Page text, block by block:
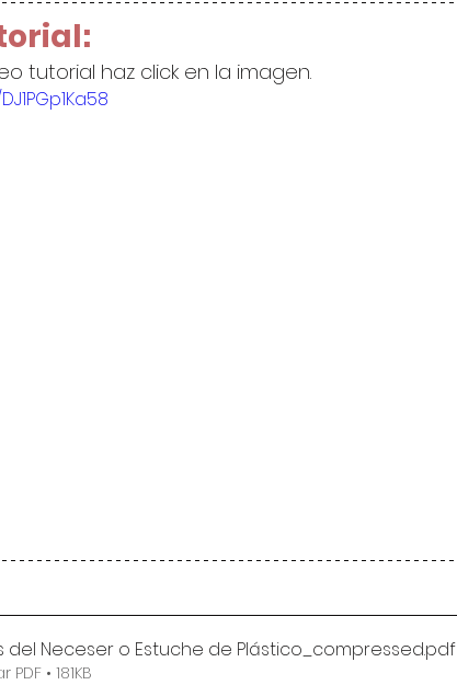
tutorial haz click en la imagen.
del Neceser o Estuche de Plástico_compressed.pdf
• 181KB